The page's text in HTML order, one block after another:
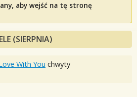
aby wejść na tę stronę
(SIERPNIA)
With You chwyty